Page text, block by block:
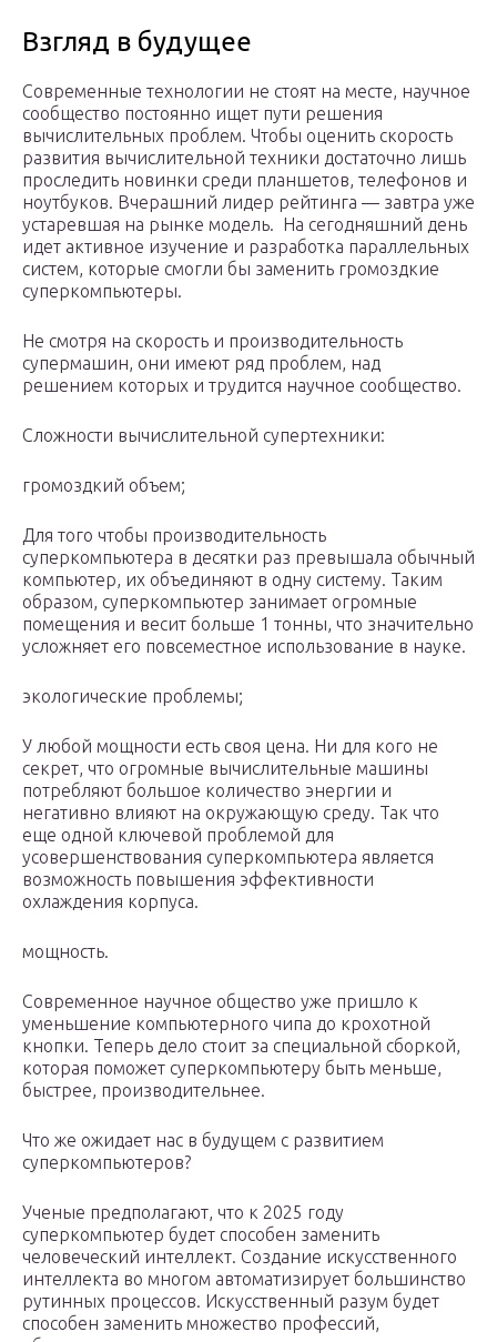
Взгляд в будущее
Современные технологии не стоят на месте, научное
сообщество постоянно ищет пути решения
вычислительных проблем. Чтобы оценить скорость
развития вычислительной техники достаточно лишь
проследить новинки среди планшетов, телефонов и
ноутбуков. Вчерашний лидер рейтинга — завтра уже
устаревшая на рынке модель. На сегодняшний день
идет активное изучение и разработка параллельных
систем, которые смогли бы заменить громоздкие
суперкомпьютеры.
Не смотря на скорость и производительность
супермашин, они имеют ряд проблем, над
решением которых и трудится научное сообщество.
Сложности вычислительной супертехники:
громоздкий объем;
Для того чтобы производительность
суперкомпьютера в десятки раз превышала обычный
компьютер, их объединяют в одну систему. Таким
образом, суперкомпьютер занимает огромные
помещения и весит больше 1 тонны, что значительно
усложняет его повсеместное использование в науке.
экологические проблемы;
У любой мощности есть своя цена. Ни для кого не
секрет, что огромные вычислительные машины
потребляют большое количество энергии и
негативно влияют на окружающую среду. Так что
еще одной ключевой проблемой для
усовершенствования суперкомпьютера является
возможность повышения эффективности
охлаждения корпуса.
мощность.
Современное научное общество уже пришло к
уменьшение компьютерного чипа до крохотной
кнопки. Теперь дело стоит за специальной сборкой,
которая поможет суперкомпьютеру быть меньше,
быстрее, производительнее.
Что же ожидает нас в будущем с развитием
суперкомпьютеров?
Ученые предполагают, что к 2025 году
суперкомпьютер будет способен заменить
человеческий интеллект. Создание искусственного
интеллекта во многом автоматизирует большинство
рутинных процессов. Искусственный разум будет
способен заменить множество профессий,